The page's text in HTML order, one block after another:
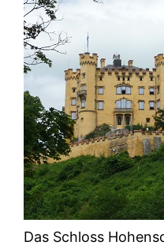
Das Schloss